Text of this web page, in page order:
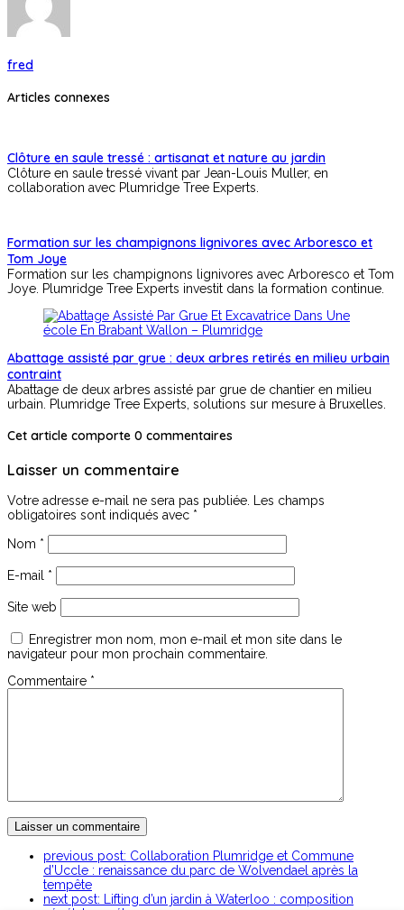
fred
Articles connexes
Clôture en saule tressé : artisanat et nature au jardin
Clôture en saule tressé vivant par Jean-Louis Muller, en
collaboration avec Plumridge Tree Experts.
Formation sur les champignons lignivores avec Arboresco et
Tom Joye
Formation sur les champignons lignivores avec Arboresco et Tom
Joye. Plumridge Tree Experts investit dans la formation continue.
Abattage assisté par grue : deux arbres retirés en milieu urbain
contraint
Abattage de deux arbres assisté par grue de chantier en milieu
urbain. Plumridge Tree Experts, solutions sur mesure à Bruxelles.
Cet article comporte 0 commentaires
Laisser un commentaire
Votre adresse e-mail ne sera pas publiée. Les champs
obligatoires sont indiqués avec *
Nom *
E-mail *
Site web
Enregistrer mon nom, mon e-mail et mon site dans le
navigateur pour mon prochain commentaire.
Commentaire *
previous post: Collaboration Plumridge et Commune
d’Uccle : renaissance du parc de Wolvendael après la
tempête
next post: Lifting d’un jardin à Waterloo : composition